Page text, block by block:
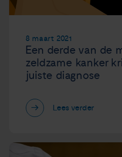
8 maart 2021
Een derde van de
zeldzame kanker
juiste diagnose
Lees verder